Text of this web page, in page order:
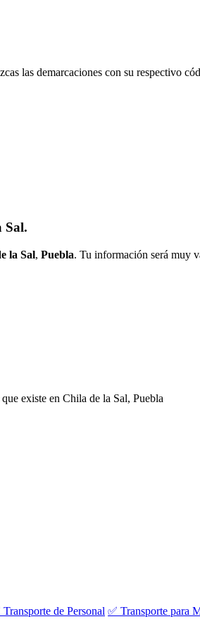
las demarcaciones con su respectivo
Sal.
la Sal, Puebla. Tu información será muy
existe en Chila de la Sal, Puebla
Transporte de Personal ✅ Transporte para